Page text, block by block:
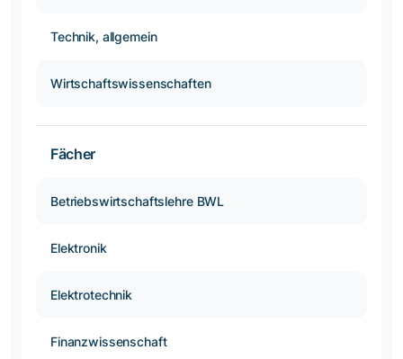
Technik, allgemein
Wirtschaftswissenschaften
Fächer
Betriebswirtschaftslehre BWL
Elektronik
Elektrotechnik
Finanzwissenschaft